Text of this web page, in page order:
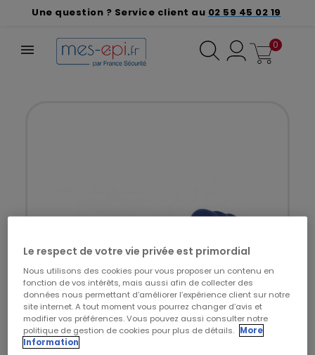
Une question ? Service client au 02 59 45 02 19
0
Le respect de votre vie privée est primordial
Nous utilisons des cookies pour vous proposer un contenu en
fonction de vos intérêts, mais aussi afin de collecter des
données nous permettant d’améliorer l’expérience client sur notre
site internet. A tout moment vous pourrez changer d’avis et
modifier vos préférences. Vous pouvez aussi consulter notre
politique de gestion de cookies pour plus de détails.
More
Information